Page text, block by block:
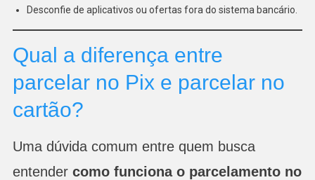
Desconfie de aplicativos ou ofertas fora do sistema bancário.
Qual a diferença entre
parcelar no Pix e parcelar no
cartão?
Uma dúvida comum entre quem busca
entender como funciona o parcelamento no